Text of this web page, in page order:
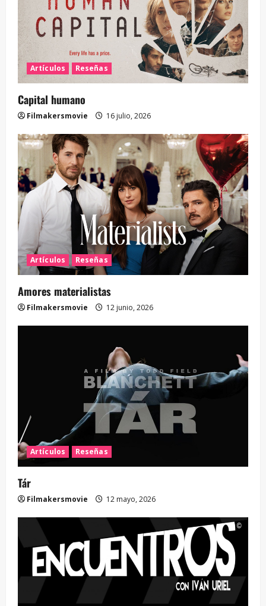
Artículos Reseñas
Capital humano
Filmakersmovie 16 julio, 2026
Artículos Reseñas
Amores materialistas
Filmakersmovie 12 junio, 2026
Artículos Reseñas
Tár
Filmakersmovie 12 mayo, 2026